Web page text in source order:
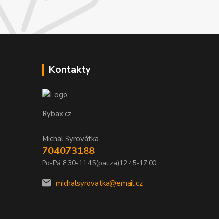
Kontakty
Rybax.cz
Michal Syrovátka
704073188
Po-Pá 8:30-11:45(pauza)12:45-17:00
michalsyrovatka@email.cz